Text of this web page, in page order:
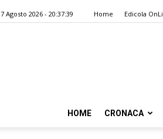
7 Agosto 2026 - 20:37:39 Home Edicola
HOME CRONACA